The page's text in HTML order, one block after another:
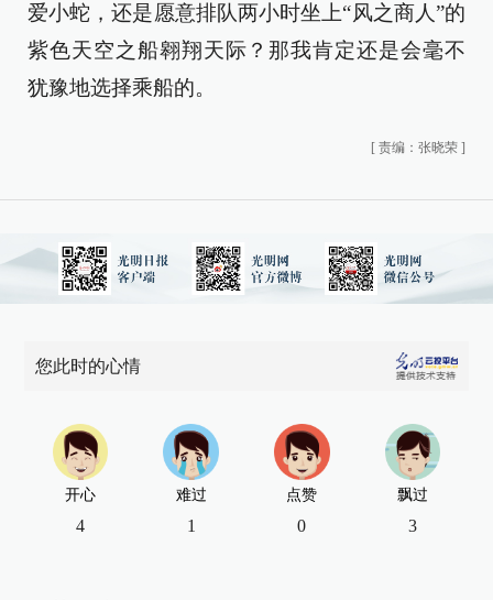
爱小蛇，还是愿意排队两小时坐上“风之商人”的
紫色天空之船翱翔天际？那我肯定还是会毫不
犹豫地选择乘船的。
[ 责编：张晓荣 ]
您此时的心情
开心
4
难过
1
点赞
0
飘过
3